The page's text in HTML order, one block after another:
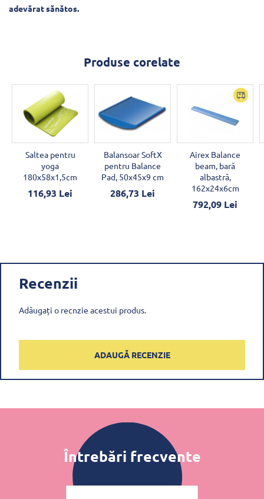
adevărat sănătos.
Produse corelate
Saltea pentru
yoga
180x58x1,5cm
116,93 Lei
Balansoar SoftX
pentru Balance
Pad, 50x45x9 cm
286,73 Lei
Airex Balance
beam, bară
albastră,
162x24x6cm
792,09 Lei
Recenzii
Adăugați o recnzie acestui produs.
ADAUGĂ RECENZIE
Întrebări frecvente